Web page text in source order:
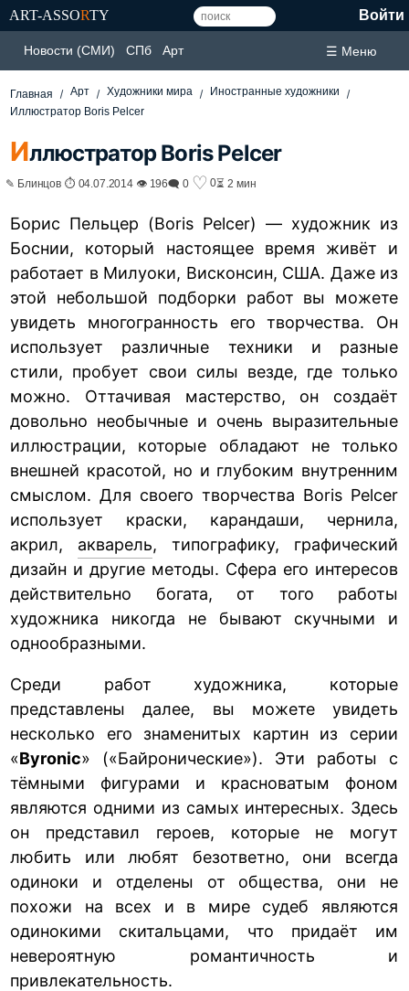
ART-ASSORTY Войти
Новости (СМИ) СПб Арт ☰ Меню
Главная Арт Художники мира
Иностранные художники
Иллюстратор Boris Pelcer
Иллюстратор Boris Pelcer
✎ Блинцов ⏱ 04.07.2014 👁 196🗨 0 ♡ 0⏳ 2 мин
Борис Пельцер (Boris Pelcer) — художник из
Боснии, который настоящее время живёт и
работает в Милуоки, Висконсин, США. Даже из
этой небольшой подборки работ вы можете
увидеть многогранность его творчества. Он
использует различные техники и разные
стили, пробует свои силы везде, где только
можно. Оттачивая мастерство, он создаёт
довольно необычные и очень выразительные
иллюстрации, которые обладают не только
внешней красотой, но и глубоким внутренним
смыслом. Для своего творчества Boris Pelcer
использует краски, карандаши, чернила,
акрил, акварель, типографику, графический
дизайн и другие методы. Сфера его интересов
действительно богата, от того работы
художника никогда не бывают скучными и
однообразными.
Среди работ художника, которые
представлены далее, вы можете увидеть
несколько его знаменитых картин из серии
«Byronic» («Байронические»). Эти работы с
тёмными фигурами и красноватым фоном
являются одними из самых интересных. Здесь
он представил героев, которые не могут
любить или любят безответно, они всегда
одиноки и отделены от общества, они не
похожи на всех и в мире судеб являются
одинокими скитальцами, что придаёт им
невероятную романтичность и
привлекательность.